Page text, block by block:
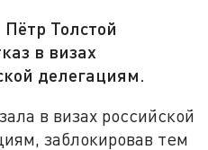
Толстой
в визах
делегациям.
в визах российской
заблокировав тем